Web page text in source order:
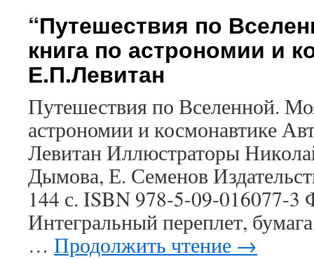
“Путешествия по
книга по астрономии и
Е.П.Левитан
Путешествия по Вселенной.
астрономии и космонавтике
Левитан Иллюстраторы
Дымова, Е. Семенов
144 с. ISBN 978-5-09-016077-
Интегральный переплет,
… Продолжить чтение →